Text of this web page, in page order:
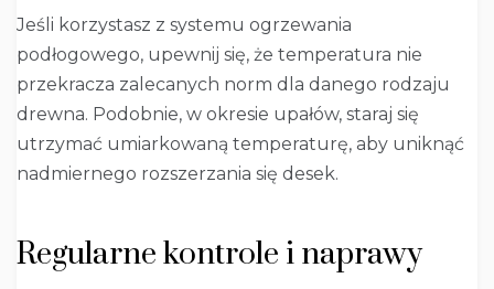
Jeśli korzystasz z systemu ogrzewania
podłogowego, upewnij się, że temperatura nie
przekracza zalecanych norm dla danego rodzaju
drewna. Podobnie, w okresie upałów, staraj się
utrzymać umiarkowaną temperaturę, aby uniknąć
nadmiernego rozszerzania się desek.
Regularne kontrole i naprawy